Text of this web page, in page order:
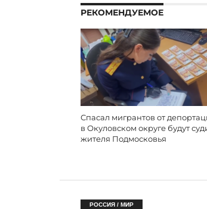
РЕКОМЕНДУЕМОЕ
Спасал мигрантов от
в Окуловском округе будут
жителя Подмосковья
РОССИЯ / МИР